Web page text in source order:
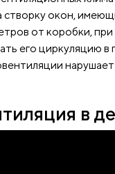
створку окон,
от коробки,
его циркуляцию
в